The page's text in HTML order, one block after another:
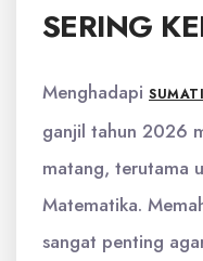
SERING
Menghadapi
ganjil tahun 2026
matang, terutama
Matematika.
sangat penting